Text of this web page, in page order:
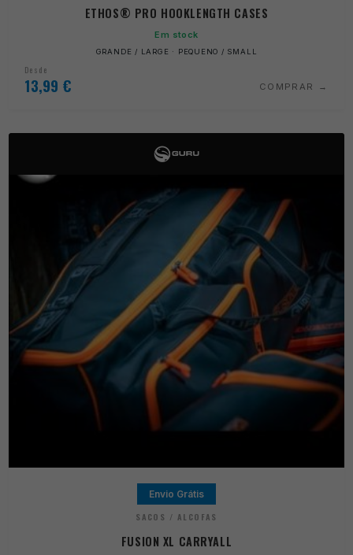
ETHOS® PRO HOOKLENGTH CASES
Em stock
GRANDE / LARGE · PEQUENO / SMALL
Desde
13,99 € COMPRAR
Envio Grátis
SACOS / ALCOFAS
FUSION XL CARRYALL